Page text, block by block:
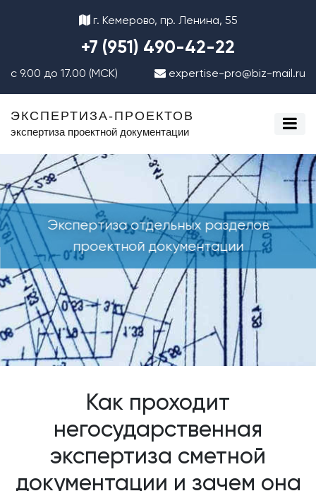
г. Кемерово, пр. Ленина, 55
+7 (951) 490-42-22
с 9.00 до 17.00 (МСК) expertise-pro@biz-mail.ru
ЭКСПЕРТИЗА-ПРОЕКТОВ
экспертиза проектной документации
Экспертиза отдельных разделов
проектной документации
Как проходит
негосударственная
экспертиза сметной
документации и зачем она